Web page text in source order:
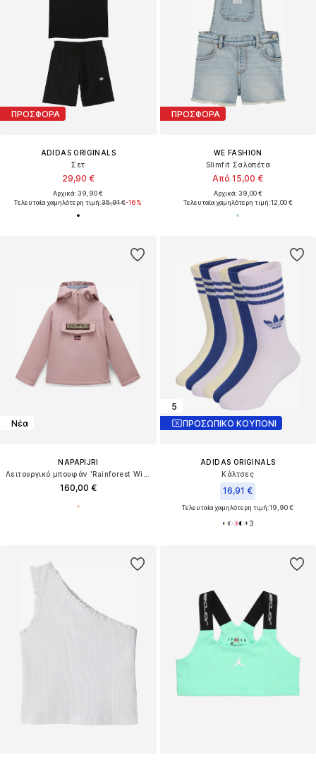
ΠΡΟΣΦΟΡΑ
ADIDAS ORIGINALS
Σετ
29,90 €
Αρχικά: 39,90 €
Τελευταία χαμηλότερη τιμή:35,91 €-16%
ΠΡΟΣΦΟΡΑ
WE FASHION
Slimfit Σαλοπέτα
Από 15,00 €
Αρχικά: 39,00 €
Τελευταία χαμηλότερη τιμή:12,00 €
Νέα
NAPAPIJRI
160,00 €
5
ΠΡΟΣΩΠΙΚΟ ΚΟΥΠΟΝΙ
ADIDAS ORIGINALS
Κάλτσες
16,91 €
Τελευταία χαμηλότερη τιμή:19,90 €
+3